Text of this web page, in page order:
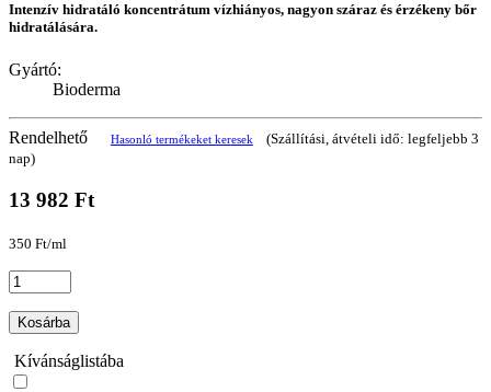
Intenzív hidratáló koncentrátum vízhiányos, nagyon száraz és érzékeny bőr
hidratálására.
Gyártó:
Bioderma
Rendelhető Hasonló termékeket keresek
(Szállítási, átvételi idő: legfeljebb 3
nap)
13 982 Ft
350 Ft/ml
Kosárba
Kívánságlistába